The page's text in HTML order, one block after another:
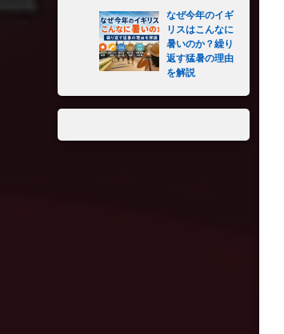
なぜ今年のイギ
リスはこんなに
暑いのか？繰り
返す猛暑の理由
を解説